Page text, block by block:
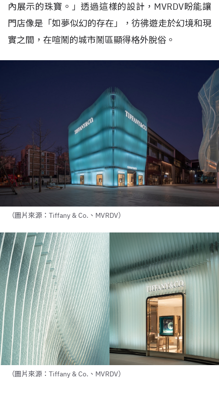
內展示的珠寶。」透過這樣的設計， MVRDV盼能讓
門店像是「如夢似幻的存在」，彷彿遊走於幻境和現
實之間，在喧鬧的城市鬧區顯得格外脫俗。
（圖片來源：Tiffany & Co.、MVRDV）
（圖片來源：Tiffany & Co.、MVRDV）